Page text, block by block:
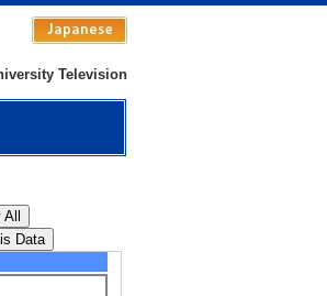
Television
215Display ALL